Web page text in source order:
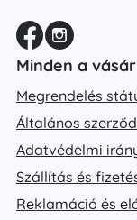
Minden a
Megrendelés
Általános
Adatvédelmi
Szállítás és
Reklamáció és